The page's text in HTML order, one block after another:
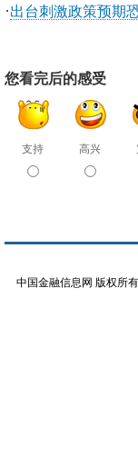
·出台刺激政策预期
您看完后的感受
支持 高兴
中国金融信息网 版权所有